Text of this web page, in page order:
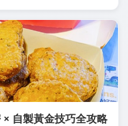
自製黃金技巧全攻略